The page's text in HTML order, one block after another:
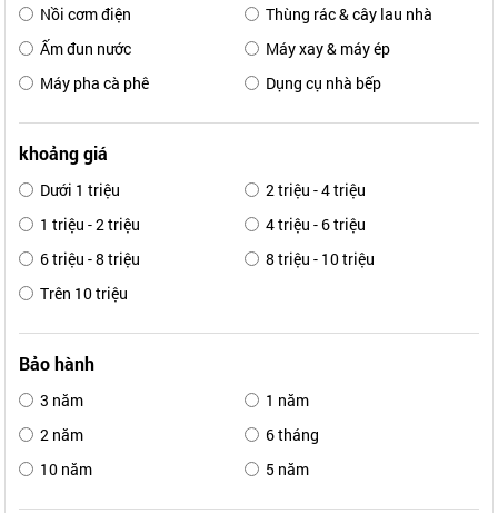
Nồi cơm điện
Thùng rác & cây lau nhà
Ấm đun nước
Máy xay & máy ép
Máy pha cà phê
Dụng cụ nhà bếp
khoảng giá
Dưới 1 triệu
2 triệu - 4 triệu
1 triệu - 2 triệu
4 triệu - 6 triệu
6 triệu - 8 triệu
8 triệu - 10 triệu
Trên 10 triệu
Bảo hành
3 năm
1 năm
2 năm
6 tháng
10 năm
5 năm